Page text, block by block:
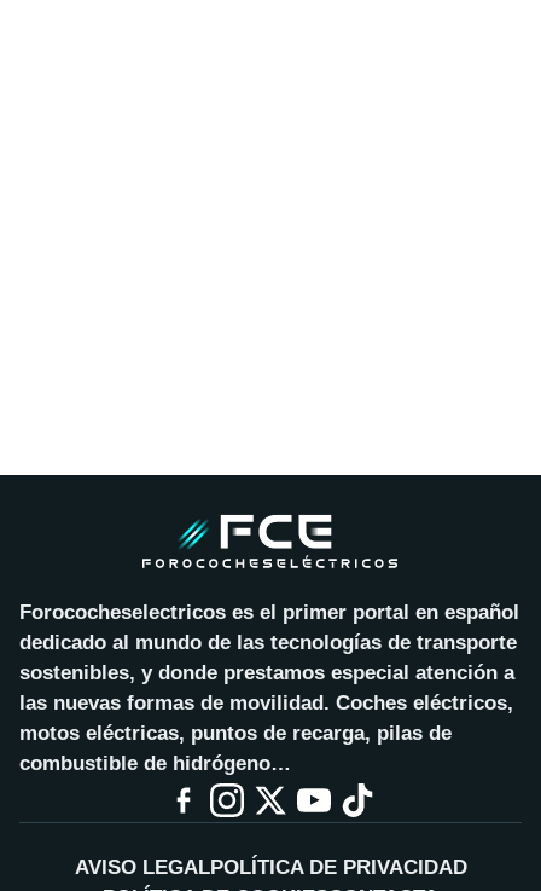
Forococheselectricos es el primer portal en español
dedicado al mundo de las tecnologías de transporte
sostenibles, y donde prestamos especial atención a
las nuevas formas de movilidad. Coches eléctricos,
motos eléctricas, puntos de recarga, pilas de
combustible de hidrógeno…
AVISO LEGALPOLÍTICA DE PRIVACIDAD